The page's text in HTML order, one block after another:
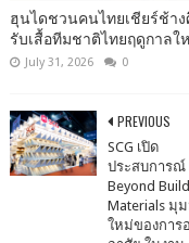
ฮุนไดชวนคนไทยเชียร์ช้าง
รับเสื้อทีมชาติไทยฤดูกาลใ
July 31, 2026 0
PREVIOUS
SCG เปิด
ประสบการณ์
Beyond
Materials มุ
ใหม่ของการ